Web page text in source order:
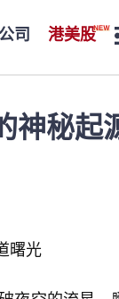
司 港美股
秘起
曙光